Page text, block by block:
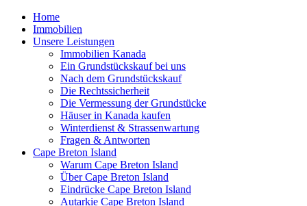
Home
Immobilien
Unsere Leistungen
Immobilien Kanada
Ein Grundstückskauf bei uns
Nach dem Grundstückskauf
Die Rechtssicherheit
Die Vermessung der Grundstücke
Häuser in Kanada kaufen
Winterdienst & Strassenwartung
Fragen & Antworten
Cape Breton Island
Warum Cape Breton Island
Über Cape Breton Island
Eindrücke Cape Breton Island
Autarkie Cape Breton Island